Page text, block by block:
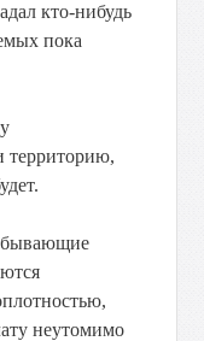
кто-нибудь
пока
территорию,
неутомимо